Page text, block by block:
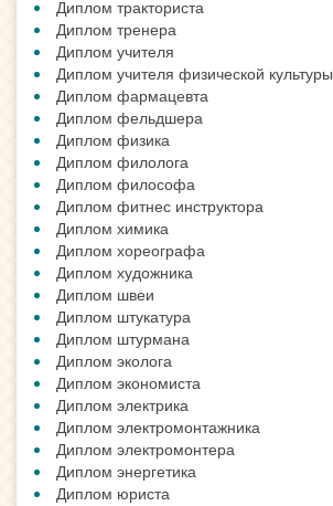
Диплом тракториста
Диплом тренера
Диплом учителя
Диплом учителя физической культуры
Диплом фармацевта
Диплом фельдшера
Диплом физика
Диплом филолога
Диплом философа
Диплом фитнес инструктора
Диплом химика
Диплом хореографа
Диплом художника
Диплом швеи
Диплом штукатура
Диплом штурмана
Диплом эколога
Диплом экономиста
Диплом электрика
Диплом электромонтажника
Диплом электромонтера
Диплом энергетика
Диплом юриста